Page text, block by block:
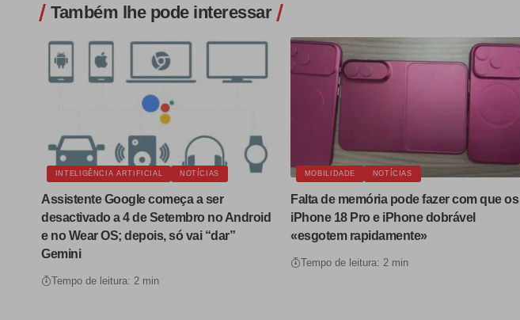
Também lhe pode interessar
INTELIGÊNCIA ARTIFICIAL NOTÍCIAS
Assistente Google começa a ser
desactivado a 4 de Setembro no Android
e no Wear OS; depois, só vai “dar”
Gemini
Tempo de leitura: 2 min
MOBILIDADE NOTÍCIAS
Falta de memória pode fazer com que os
iPhone 18 Pro e iPhone dobrável
«esgotem rapidamente»
Tempo de leitura: 2 min